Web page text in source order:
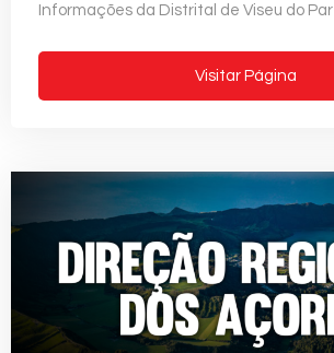
Informações da Distrital de Viseu do
Visitar Página